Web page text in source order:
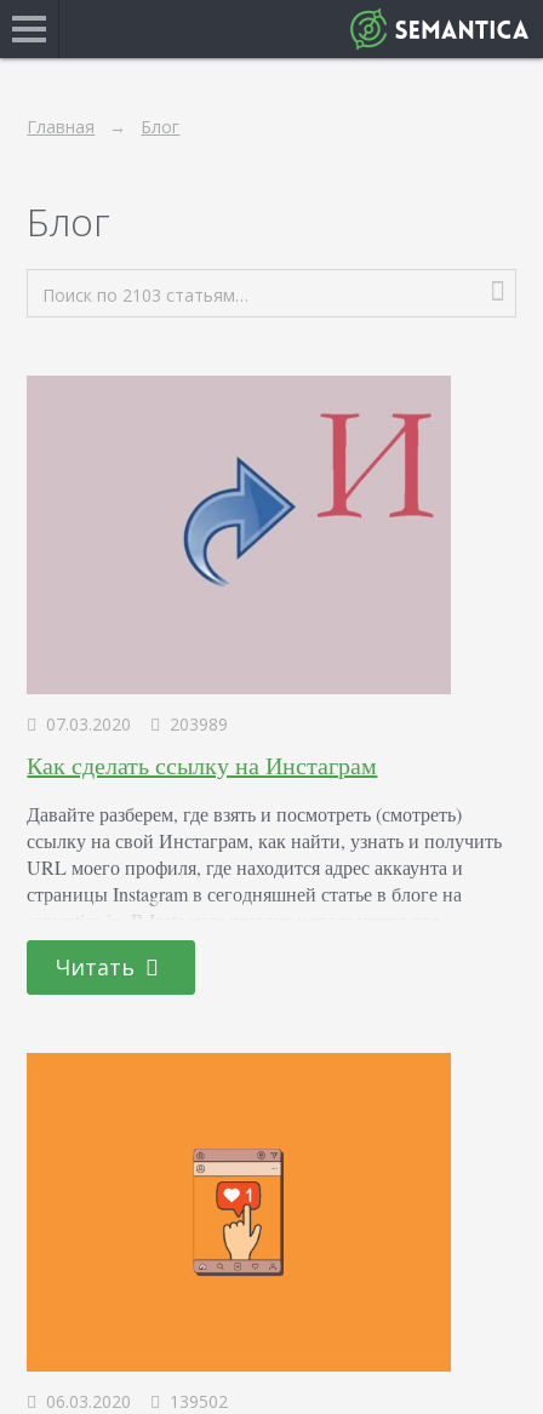
Главная Блог
Блог
Поиск по 2103 статьям…
07.03.2020 203989
Как сделать ссылку на Инстаграм
Давайте разберем, где взять и посмотреть (смотреть)
ссылку на свой Инстаграм, как найти, узнать и получить
URL моего профиля, где находится адрес аккаунта и
страницы Instagram в сегодняшней статье в блоге на
semantica.in. В Instagram широко используется для
продвижения товаров и услуг. Ведение персональной
инстастраницы также предоставляет ряд преимуществ для
ее владельца (для многих блогеров на данный момент это
Читать
06.03.2020 139502